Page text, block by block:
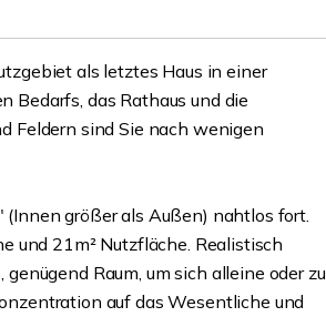
als letztes Haus in einer
Bedarfs, das Rathaus und die
Feldern sind Sie nach wenigen
größer als Außen) nahtlos fort.
und 21m² Nutzfläche. Realistisch
Raum, um sich alleine oder zu
auf das Wesentliche und